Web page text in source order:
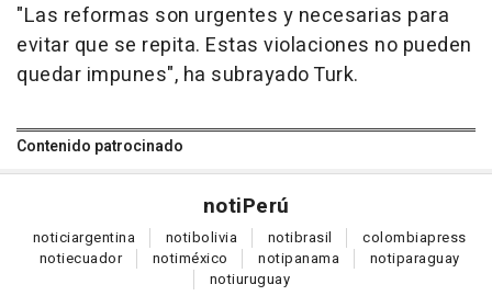
"Las reformas son urgentes y necesarias para
evitar que se repita. Estas violaciones no pueden
quedar impunes", ha subrayado Turk.
Contenido patrocinado
notiPerú
noticiargentina notibolivia notibrasil colombiapress
notiecuador notiméxico notipanama notiparaguay
notiuruguay